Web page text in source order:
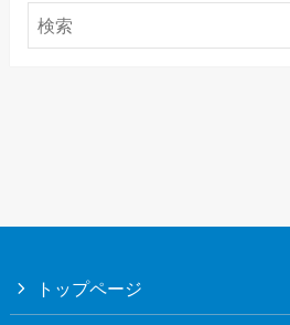
トップページ